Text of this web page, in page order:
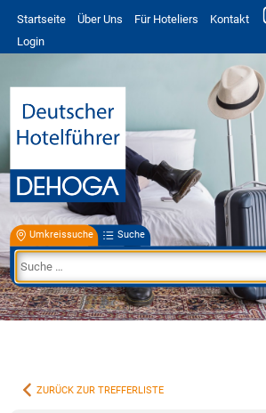
Startseite Über Uns Für Hoteliers
Kontakt
Login
Umkreissuche Suche
ZURÜCK ZUR TREFFERLISTE